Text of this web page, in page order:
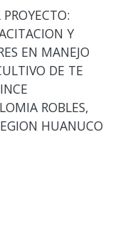
Y
EN MANEJO
DE TE
ROBLES,
HUANUCO